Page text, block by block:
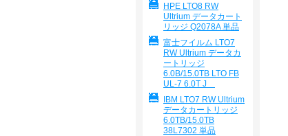
HPE LTO8 RW
Ultrium データカート
リッジ Q2078A 単品
富士フイルム LTO7
RW Ultrium データカ
ートリッジ
6.0B/15.0TB LTO FB
UL-7 6.0T J
IBM LTO7 RW Ultrium
データカートリッジ
6.0TB/15.0TB
38L7302 単品